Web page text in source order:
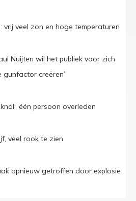
veel zon en hoge temperaturen
Nuijten wil het publiek voor zich
gunfactor creëren’
één persoon overleden
veel rook te zien
opnieuw getroffen door explosie